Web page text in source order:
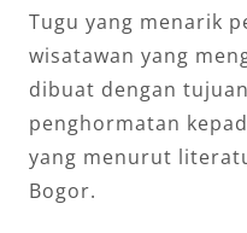
Tugu yang menarik
wisatawan yang
dibuat dengan
penghormatan
yang menurut
Bogor.